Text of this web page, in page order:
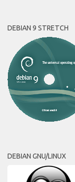
DEBIAN 9 STRETCH
DEBIAN GNU/LINUX